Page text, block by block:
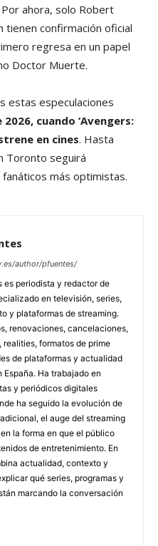
Por ahora, solo Robert
tienen confirmación oficial
regresa en un papel
Doctor Muerte.
estas especulaciones
cuando ‘Avengers:
en cines. Hasta
Toronto seguirá
más optimistas.
author/pfuentes/
es periodista y redactor de
en televisión, series,
y plataformas de streaming.
renovaciones, cancelaciones,
realities, formatos de prime
de plataformas y actualidad
España. Ha trabajado en
y periódicos digitales
ha seguido la evolución de
el auge del streaming
la forma en que el público
de entretenimiento. En
actualidad, contexto y
qué series, programas y
marcando la conversación